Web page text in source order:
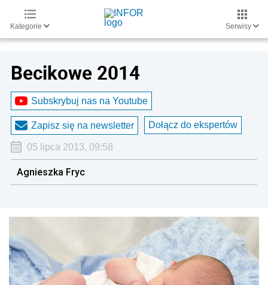
Kategorie Serwisy
Becikowe 2014
Subskrybuj nas na Youtube
Zapisz się na newsletter Dołącz do ekspertów
05 lipca 2013, 09:58
Agnieszka Fryc